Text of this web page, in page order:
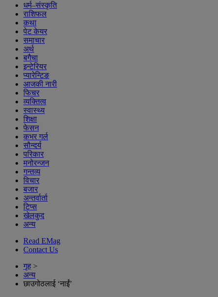
धर्म–संस्कृति
राशिफल
कथा
पेट केयर
समाचार
अर्थ
बगैचा
इन्टेरियर
प्यारेन्टिङ
आजकी नारी
फिचर
व्यक्तित्व
स्वास्थ्य
शिक्षा
फेसन
कभर गर्ल
सौन्दर्य
परिकार
मनोरन्जन
गन्तव्य
विचार
बजार
अन्तर्वार्ता
टिप्स
खेलकुद
अन्य
Read EMag
Contact Us
गृह >
अन्य
छाउगोठलाई ‘नाईं’